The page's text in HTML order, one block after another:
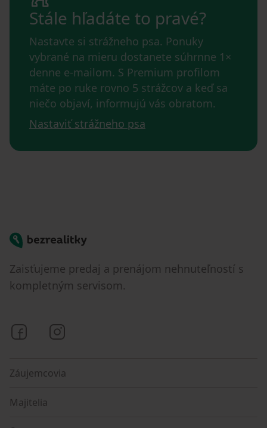
Stále hľadáte to pravé?
Nastavte si strážneho psa. Ponuky
vybrané na mieru dostanete súhrnne 1×
denne e-mailom. S Premium profilom
máte po ruke rovno 5 strážcov a keď sa
niečo objaví, informujú vás obratom.
Nastaviť strážneho psa
Bezrealitky
Zaisťujeme predaj a prenájom nehnuteľností s
kompletným servisom.
Bezrealitky na Facebooku
Záujemcovia
Majitelia